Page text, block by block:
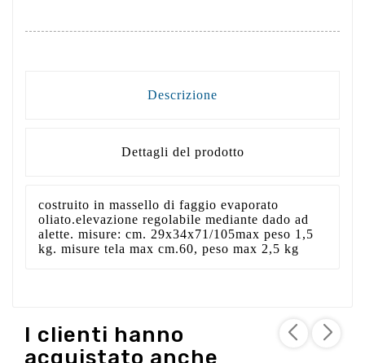
Descrizione
Dettagli del prodotto
costruito in massello di faggio evaporato
oliato.elevazione regolabile mediante dado ad
alette. misure: cm. 29x34x71/105max peso 1,5
kg. misure tela max cm.60, peso max 2,5 kg
I clienti hanno
acquistato anche